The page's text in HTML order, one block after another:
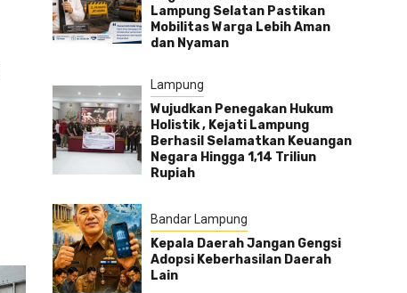
Lampung Selatan Pastikan
Mobilitas Warga Lebih Aman
dan Nyaman
Lampung
Wujudkan Penegakan Hukum
Holistik , Kejati Lampung
Berhasil Selamatkan Keuangan
Negara Hingga 1,14 Triliun
Rupiah
Bandar Lampung
Kepala Daerah Jangan Gengsi
Adopsi Keberhasilan Daerah
Lain